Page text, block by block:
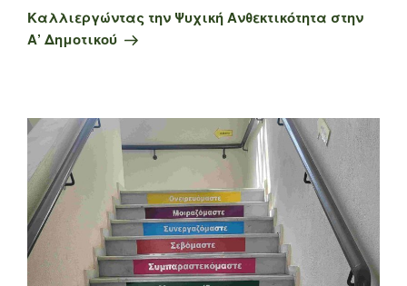
άρθρο
Καλλιεργώντας την Ψυχική Ανθεκτικότητα στην
Α’ Δημοτικού